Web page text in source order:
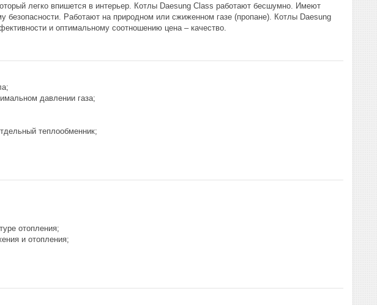
легко впишется в интерьер. Котлы Daesung Class работают бесшумно. Имеют
безопасности. Работают на природном или сжиженном газе (пропане). Котлы Daesung
и оптимальному соотношению цена – качество.
давлении газа;
теплообменник;
отопления;
и отопления;